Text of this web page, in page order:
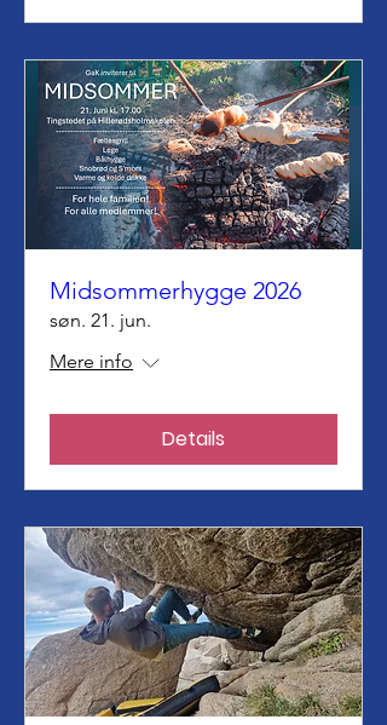
Midsommerhygge 2026
søn. 21. jun.
Mere info
Details